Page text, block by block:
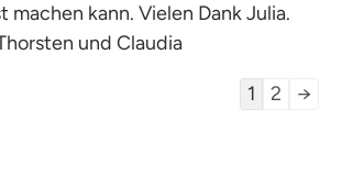
machen kann. Vielen Dank Julia.
und Claudia
Navigation
1 2 →